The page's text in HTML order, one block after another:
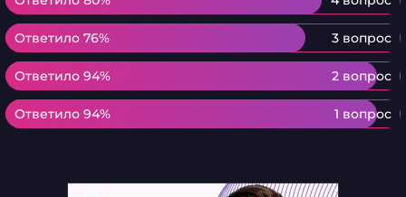
Ответило 76% 3 вопрос
Ответило 76%
Ответило 94% 2 вопрос
Ответило 94%
Ответило 94% 1 вопрос
Ответило 94%